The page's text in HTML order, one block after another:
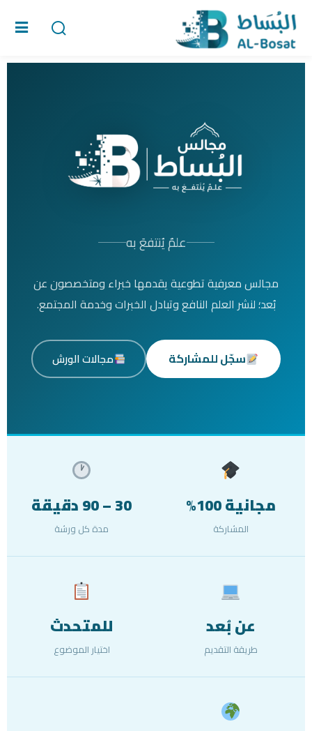
المقالات
أعرفنا
تسجيل / دخولعلمٌ يُنتفعَ به
مجالس معرفية تطوعية يقدمها خبراء ومتخصصون عن
بُعد؛ لنشر العلم النافع وتبادل الخبرات وخدمة المجتمع.
سجّل للمشاركة مجالات الورش
مجانية 100%
المشاركة
30 – 90 دقيقة
مدة كل ورشة
عن بُعد
طريقة التقديم
للمتحدث
اختيار الموضوع
تسجيل الدخول